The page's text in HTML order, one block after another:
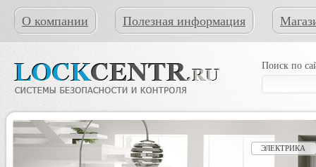
О компании Полезная информация
Поиск по
ЭЛЕКТРИКА